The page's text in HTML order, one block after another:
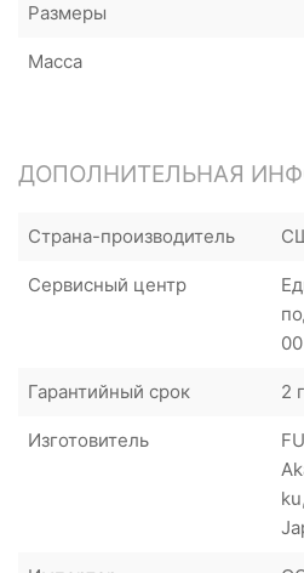
Размеры
Масса
ДОПОЛНИТЕЛЬНАЯ
Страна-производитель
Сервисный центр
00
Гарантийный срок 2
Изготовитель